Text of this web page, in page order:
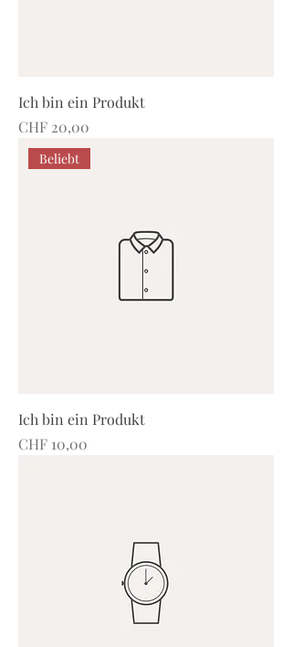
Ich bin ein Produkt
Preis
CHF 20,00
Beliebt
Ich bin ein Produkt
Preis
CHF 10,00